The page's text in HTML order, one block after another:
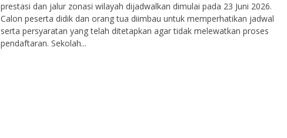
prestasi dan jalur zonasi wilayah dijadwalkan dimulai pada 23 Juni 2026.
Calon peserta didik dan orang tua diimbau untuk memperhatikan jadwal
serta persyaratan yang telah ditetapkan agar tidak melewatkan proses
pendaftaran. Sekolah...